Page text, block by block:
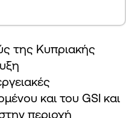
της Κυπριακής
και του GSI και
περιοχή